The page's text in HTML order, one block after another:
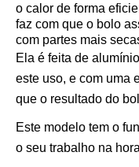
o calor de forma
faz com que o bolo
com partes mais
Ela é feita de
este uso, e com uma
que o resultado do
Este modelo tem o
o seu trabalho na